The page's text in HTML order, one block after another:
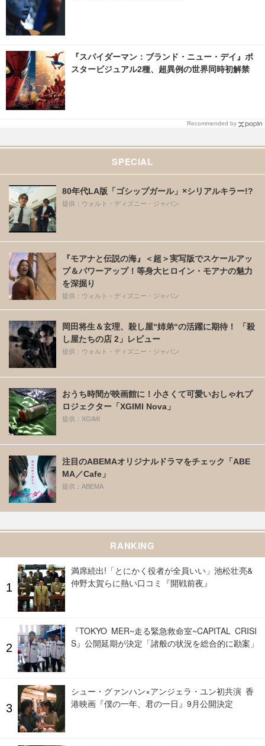
『スパイダーマン：ブランド・ニュー・デイ』ポ
スタービジュアル2種、超異例の世界同時初解禁
Recommended by
SPECIAL
80年代LA版「ゴシップガール」×シリアルキラー!?
提供：ウォルト・ディズニー・ジャパン
『モアナと伝説の海』＜超＞実写版でスケールアッ
プ＆パワーアップ！等身大ヒロイン・モアナの魅力
を深掘り
提供：ウォルト・ディズニー・ジャパン
岡田将生＆玄理、殺し屋“姉弟“の活躍に期待！ 「殺
し屋たちの店 2」レビュー
提供：ウォルト・ディズニー・ジャパン
おうち時間が映画館に！小さくて可愛いおしゃれプ
ロジェクター「XGIMI Nova」
提供：XGIMI
注目のABEMAオリジナルドラマをチェック「ABE
MA／Cafe」
提供：ABEMA
RANKING
満席続出!「とにかく役者が全員いい」池松壮亮&
仲野太賀らに熱い口コミ『開戦前夜』
『TOKYO MER~走る緊急救命室~CAPITAL CRISI
S』公開延期が決定「諸般の状況を総合的に勘案」
シュー・グァンハン×アンジェラ・ユン初共演 香
港映画『僕の一年、君の一日』9月公開決定